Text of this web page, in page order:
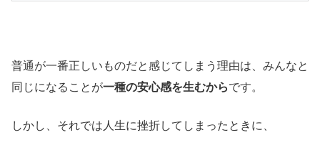
普通が一番正しいものだと感じてしまう理由は、みんなと
同じになることが一種の安心感を生むからです。
しかし、それでは人生に挫折してしまったときに、